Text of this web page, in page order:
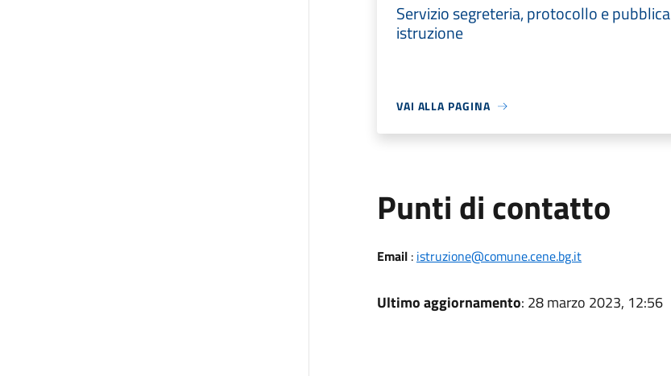
Servizio segreteria, protocollo e pubblica
istruzione
VAI ALLA PAGINA
Punti di contatto
Email: istruzione@comune.cene.bg.it
Ultimo aggiornamento: 28 marzo 2023, 12:56